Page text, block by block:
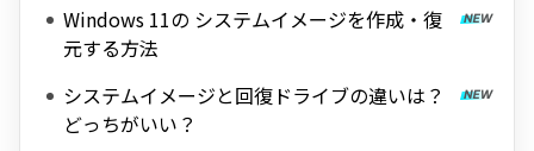
Windows 11の システムイメージを作成・復
元する方法
システムイメージと回復ドライブの違いは？
どっちがいい？